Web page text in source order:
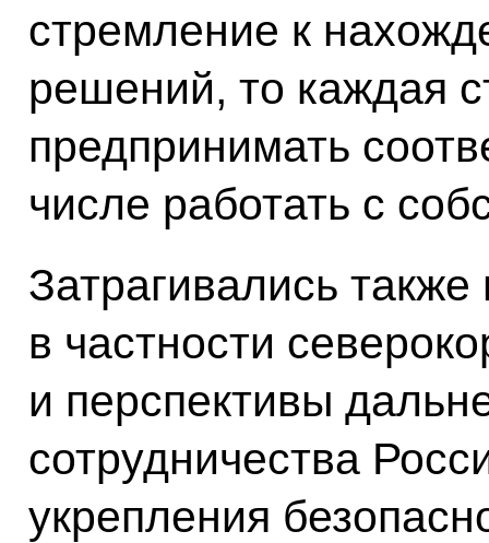
стремление к
решений, то каждая
предпринимать
числе работать с
Затрагивались
в частности
и перспективы
сотрудничества
укрепления